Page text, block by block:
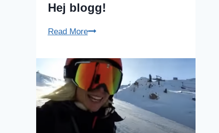
Hej blogg!
Read MoreHej